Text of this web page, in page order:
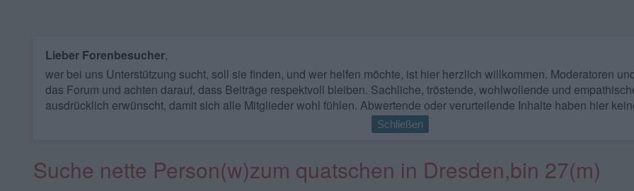
Lieber Forenbesucher,
wer bei uns Unterstützung sucht, soll sie finden, und wer helfen möchte, ist hier herzlich willkommen. Moderatoren
das Forum und achten darauf, dass Beiträge respektvoll bleiben. Sachliche, tröstende, wohlwollende und
ausdrücklich erwünscht, damit sich alle Mitglieder wohl fühlen. Abwertende oder verurteilende Inhalte haben hier
Schließen
Suche nette Person(w)zum quatschen in Dresden,bin 27(m)